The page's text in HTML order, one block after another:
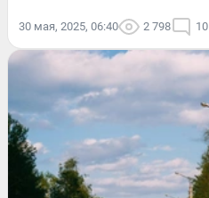
30 мая, 2025, 06:40 2 798 10